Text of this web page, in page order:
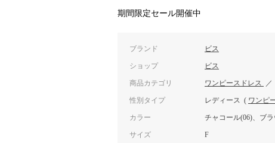
期間限定セール開催中
ブランド ビス
ショップ ビス
商品カテゴリ ワンピースドレス ／
性別タイプ レディース ( ワンピ
カラー チャコール(06)、ブ
サイズ F